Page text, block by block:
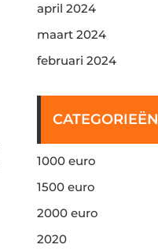
april 2024
maart 2024
februari 2024
CATEGORIEËN
1000 euro
1500 euro
2000 euro
2020